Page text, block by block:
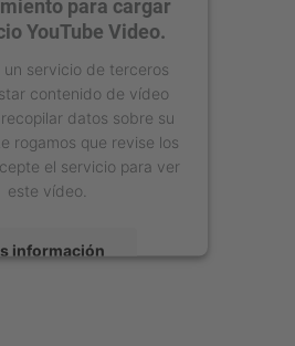
para cargar
YouTube Video.
un servicio de terceros
contenido de vídeo
datos sobre su
rogamos que revise los
el servicio para ver
este vídeo.
información